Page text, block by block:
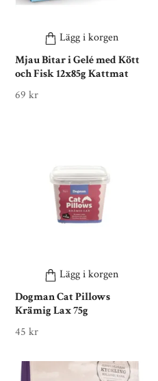
Lägg i korgen
Mjau Bitar i Gelé med Kött
och Fisk 12x85g Kattmat
69 kr
Lägg i korgen
Dogman Cat Pillows
Krämig Lax 75g
45 kr